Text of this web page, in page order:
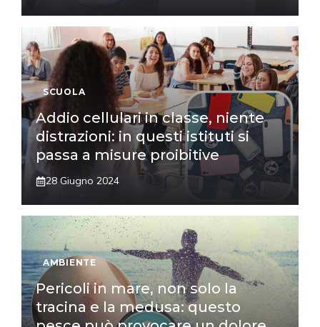
SCUOLA
Addio cellulari in classe, niente
distrazioni: in questi istituti si
passa a misure proibitive
28 Giugno 2024
AMBIENTE
Pericoli in mare, non solo la
tracina e la medusa: questo